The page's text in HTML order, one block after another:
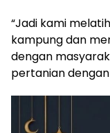
“Jadi kami
kampung dan
dengan
pertanian